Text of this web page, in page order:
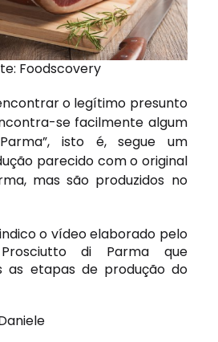
Foodscovery
o legítimo presunto
se facilmente algum
isto é, segue um
parecido com o original
mas são produzidos no
o vídeo elaborado pelo
di Parmaque
as etapas de produção do